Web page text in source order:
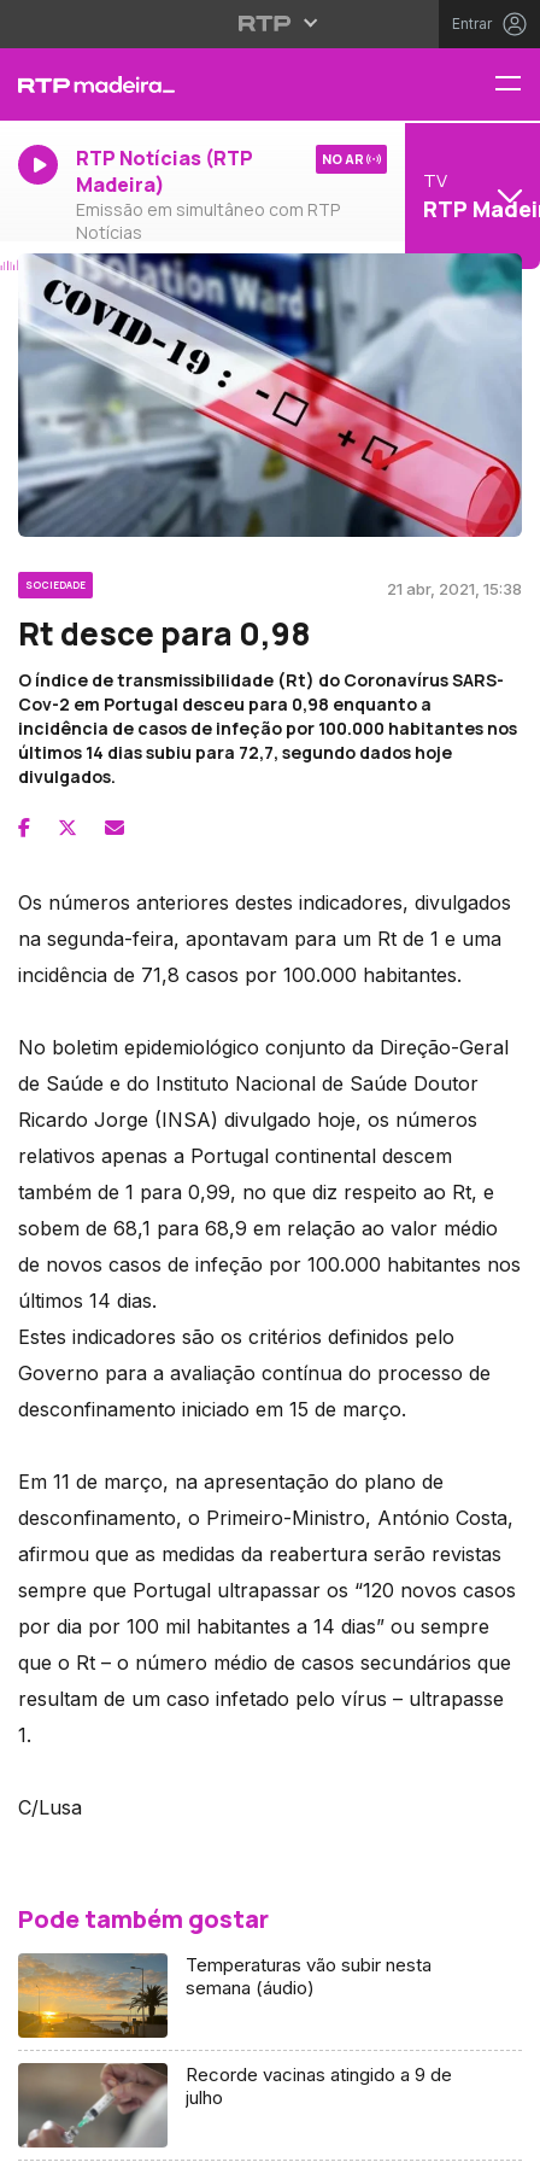
Entrar
RTP Notícias (RTP
Madeira)
Emissão em simultâneo com RTP
Notícias
NO AR
TV
RTP
SOCIEDADE 21 abr, 2021, 15:38
Rt desce para 0,98
O índice de transmissibilidade (Rt) do Coronavírus SARS-
Cov-2 em Portugal desceu para 0,98 enquanto a
incidência de casos de infeção por 100.000 habitantes nos
últimos 14 dias subiu para 72,7, segundo dados hoje
divulgados.
Os números anteriores destes indicadores, divulgados
na segunda-feira, apontavam para um Rt de 1 e uma
incidência de 71,8 casos por 100.000 habitantes.
No boletim epidemiológico conjunto da Direção-Geral
de Saúde e do Instituto Nacional de Saúde Doutor
Ricardo Jorge (INSA) divulgado hoje, os números
relativos apenas a Portugal continental descem
também de 1 para 0,99, no que diz respeito ao Rt, e
sobem de 68,1 para 68,9 em relação ao valor médio
de novos casos de infeção por 100.000 habitantes nos
últimos 14 dias.
Estes indicadores são os critérios definidos pelo
Governo para a avaliação contínua do processo de
desconfinamento iniciado em 15 de março.
Em 11 de março, na apresentação do plano de
desconfinamento, o Primeiro-Ministro, António Costa,
afirmou que as medidas da reabertura serão revistas
sempre que Portugal ultrapassar os “120 novos casos
por dia por 100 mil habitantes a 14 dias” ou sempre
que o Rt – o número médio de casos secundários que
resultam de um caso infetado pelo vírus – ultrapasse
1.
C/Lusa
Pode também gostar
Temperaturas vão subir nesta
semana (áudio)
Recorde vacinas atingido a 9 de
julho